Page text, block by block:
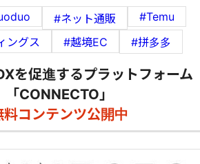
#ネット通販
#Temu
ングス
#越境EC #拼多多
を促進するプラットフォーム
「CONNECTO」
料コンテンツ公開中